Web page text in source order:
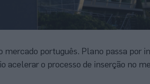
mercado português. Plano passa por
acelerar o processo de inserção no